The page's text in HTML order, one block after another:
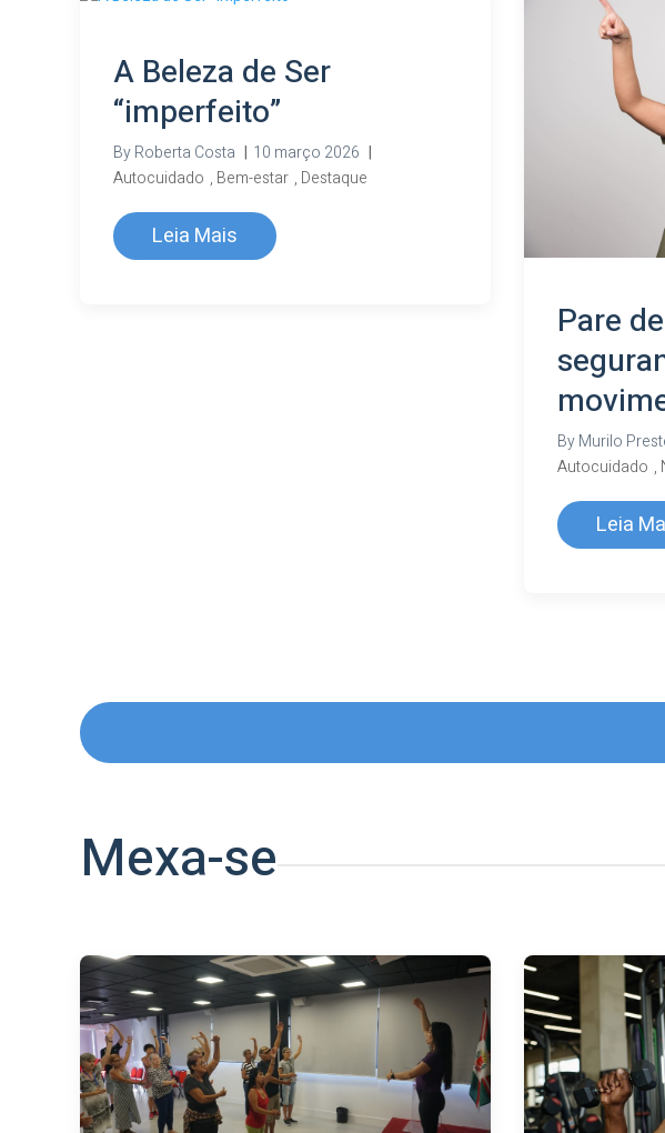
A Beleza de Ser
“imperfeito”
ByRoberta Costa | 10 março 2026 |
Autocuidado , Bem-estar , Destaque
Leia Mais
Pare
ByMurilo
Autocuidado ,
Leia
Mexa-se